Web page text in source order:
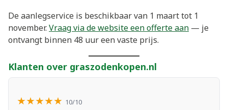
De aanlegservice is beschikbaar van 1 maart tot 1
november.Vraag via de website een offerte aan — je
ontvangt binnen 48 uur een vaste prijs.
Klanten over graszodenkopen.nl
★★★★★ 10/10